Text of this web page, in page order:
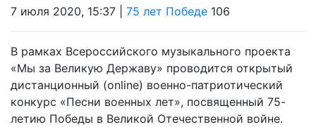
7 июля 2020, 15:37 | 75 лет Победе 106
В рамках Всероссийского музыкального проекта
«Мы за Великую Державу» проводится открытый
дистанционный (online) военно-патриотический
конкурс «Песни военных лет», посвященный 75-
летию Победы в Великой Отечественной войне.